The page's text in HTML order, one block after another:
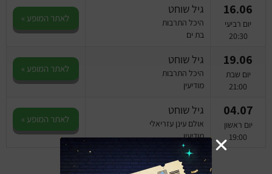
16.06
יום רביעי
20:30
גיל שוחט
היכל התרבות
בת ים
לאתר המופע »
19.06
יום שבת
21:00
גיל שוחט
היכל התרבות
מודיעין
לאתר המופע »
04.07
יום ראשון
19:00
גיל שוחט
אולם עינן עזריאלי
מודיעין
לאתר המופע »